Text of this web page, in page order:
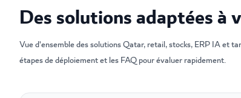
Des solutions adaptées à
Vue d'ensemble des solutions Qatar, retail, stocks, ERP IA et
étapes de déploiement et les FAQ pour évaluer rapidement.